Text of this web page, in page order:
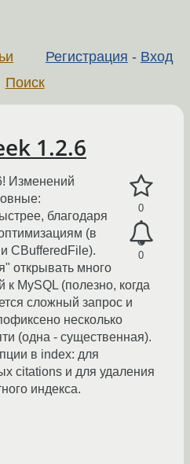
Регистрация - Вход
Поиск
1.2.6
0
0
Изменений
благодаря
(в
CBufferedFile).
открывать много
MySQL (полезно, когда
сложный запрос и
несколько
(одна - существенная).
в index: для
citations и для удаления
индекса.